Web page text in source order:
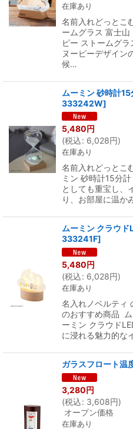
在庫あり
名前入れどっと
ームグラス 富士
ピー ストームグ
ヌーピーデザイン
候…
ムーミン 砂時計
333242W]
5,480円
(税込: 6,028円)
在庫あり
名前入れどっと
ミン 砂時計15分
としても重宝し、
り、お部屋に温か
ムーミン クラウド
333241F]
5,480円
(税込: 6,028円)
在庫あり
名入れノベルティ
のおすすめ商品
ーミン クラウド
に浸れる魅力的な
ガラスフロート温
3,280円
(税込: 3,608円)
オープン価格
在庫あり